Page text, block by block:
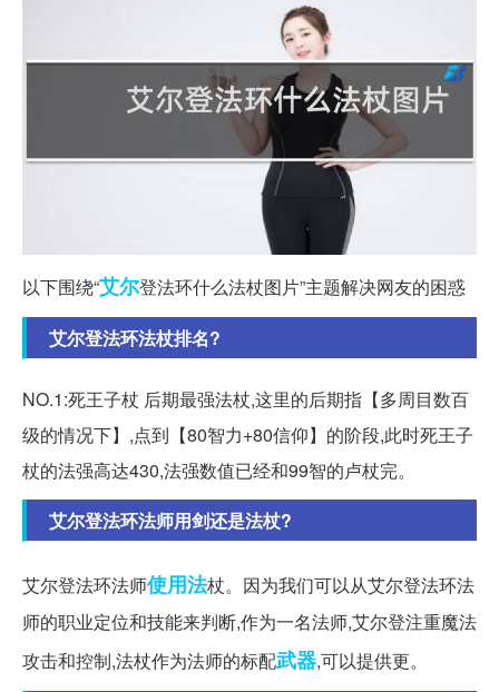
以下围绕“艾尔登法环什么法杖图片”主题解决网友的困惑
艾尔登法环法杖排名?
NO.1:死王子杖 后期最强法杖,这里的后期指【多周目数百
级的情况下】,点到【80智力+80信仰】的阶段,此时死王子
杖的法强高达430,法强数值已经和99智的卢杖完。
艾尔登法环法师用剑还是法杖?
艾尔登法环法师使用法杖。因为我们可以从艾尔登法环法
师的职业定位和技能来判断,作为一名法师,艾尔登注重魔法
攻击和控制,法杖作为法师的标配武器,可以提供更。